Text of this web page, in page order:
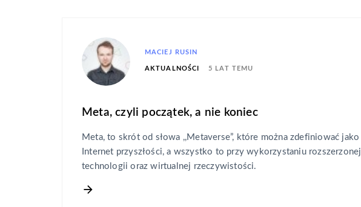
MACIEJ RUSIN
AKTUALNOŚCI 5 LAT TEMU
Meta, czyli początek, a nie koniec
Meta, to skrót od słowa ,,Metaverse”, które można zdefiniować jako
Internet przyszłości, a wszystko to przy wykorzystaniu rozszerzonej
technologii oraz wirtualnej rzeczywistości.